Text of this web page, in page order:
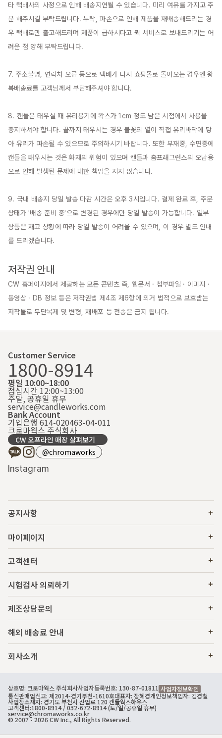
타 택배사의 사정으로 인해 배송지연될 수 있습니다. 미리 여유를 가지고 주
문 해주시길 부탁드립니다. 누락, 파손으로 인해 제품을 재배송해드리는 경
우 택배로만 출고해드리며 제품이 급하시다고 퀵 서비스로 보내드리기는 어
려운 점 양해 부탁드립니다.
7. 주소불명, 연락처 오류 등으로 택배가 다시 쇼핑몰로 돌아오는 경우엔 왕
복배송료를 고객님께서 부담해주셔야 합니다.
8. 캔들은 태우실 때 유리용기에 왁스가 1cm 정도 남은 시점에서 사용을
중지하셔야 합니다. 끝까지 태우시는 경우 불꽃의 열이 직접 유리바닥에 닿
아 유리가 파손될 수 있으므로 주의하시기 바랍니다. 또한 부재중, 수면중에
캔들을 태우시는 것은 화재의 위험이 있으며 캔들과 홈프래그런스의 오남용
으로 인해 발생된 문제에 대한 책임을 지지 않습니다.
9. 국내 배송지 당일 발송 마감 시간은 오후 3시입니다. 결제 완료 후, 주문
상태가 '배송 준비 중'으로 변경된 경우에만 당일 발송이 가능합니다. 일부
상품은 재고 상황에 따라 당일 발송이 어려울 수 있으며, 이 경우 별도 안내
를 드리겠습니다.
저작권 안내
CW 홈페이지에서 제공하는 모든 콘텐츠 즉, 웹문서 · 첨부파일 · 이미지 ·
동영상 · DB 정보 등은 저작권법 제4조 제6항에 의거 법적으로 보호받는
저작물로 무단복제 및 변형, 재배포 등 전송은 금지 됩니다.
Customer Service
1800-8914
평일 10:00~18:00
점심시간 12:00~13:00
주말, 공휴일 휴무
service@candleworks.com
Bank Account
기업은행 614-020463-04-011
크로마웍스 주식회사
CW 오프라인 매장 살펴보기
@chromaworks
Instagram
공지사항
마이페이지
고객센터
시험검사 의뢰하기
제조상담문의
해외 배송료 안내
회사소개
상호명: 크로마웍스 주식회사사업자등록번호: 130-87-01811 사업자정보확인
통신판매업신고: 제2014-경기부천-1610호대표자: 장혜경개인정보책임자: 김경철
사업장소재지: 경기도 부천시 산업로 120 캔들웍스하우스
고객센터:1800-8914/ 032-672-8914 (토/일/공휴일 휴무)
service@chromaworks.co.kr
© 2007 - 2026 CW Inc., All Rights Reserved.